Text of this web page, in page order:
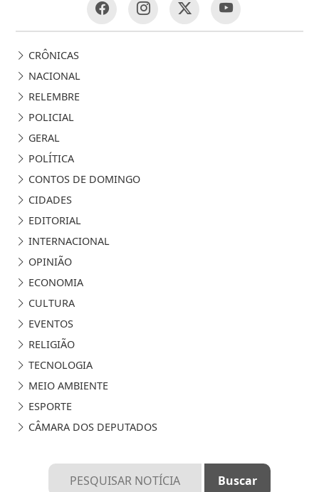
CRÔNICAS
NACIONAL
RELEMBRE
POLICIAL
GERAL
POLÍTICA
CONTOS DE DOMINGO
CIDADES
EDITORIAL
INTERNACIONAL
OPINIÃO
ECONOMIA
CULTURA
EVENTOS
RELIGIÃO
TECNOLOGIA
MEIO AMBIENTE
ESPORTE
CÂMARA DOS DEPUTADOS